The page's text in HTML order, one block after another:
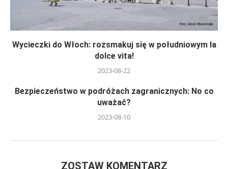
Wycieczki do Włoch: rozsmakuj się w południowym la
dolce vita!
2023-08-22
Bezpieczeństwo w podróżach zagranicznych: No co
uważać?
2023-08-10
ZOSTAW KOMENTARZ